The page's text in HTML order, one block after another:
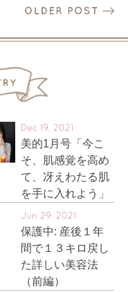
Dec 19, 2021
美的1月号「今こ
そ、肌感覚を高め
て、冴えわたる肌
を手に入れよう」
Jun 29, 2021
保護中: 産後１年
間で１３キロ戻し
た詳しい美容法
（前編）